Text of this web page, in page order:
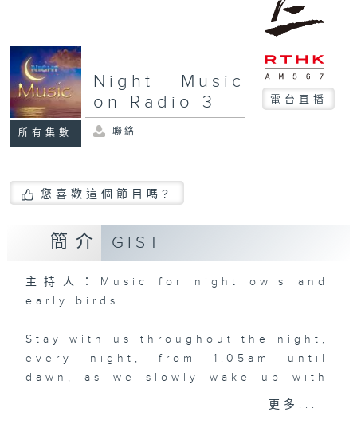
所有集數
Night Music
on Radio 3
電台直播
聯絡
您喜歡這個節目嗎?
簡介 GIST
主持人：Music for night owls and
early birds
Stay with us throughout the night,
every night, from 1.05am until
dawn, as we slowly wake up with
you. Enjoy the non-stop mellow
更多...